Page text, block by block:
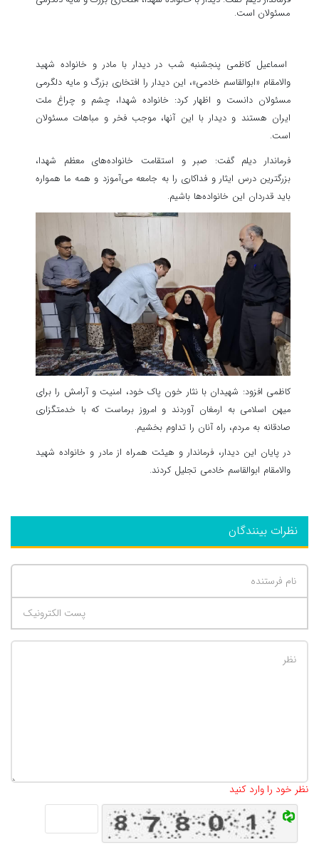
مسئولان است.
اسماعیل کاظمی پنجشنبه شب در دیدار با مادر و خانواده شهید
والامقام «ابوالقاسم خادمی»، این دیدار را افتخاری بزرگ و مایه دلگرمی
مسئولان دانست و اظهار کرد: خانواده شهدا، چشم و چراغ ملت
ایران هستند و دیدار با این آنها، موجب فخر و مباهات مسئولان
است.
فرماندار دیلم گفت: صبر و استقامت خانواده‌های معظم شهدا،
بزرگترین درس ایثار و فداکاری را به جامعه می‌آموزد و همه ما همواره
باید قدردان این خانواده‌ها باشیم.
کاظمی افزود: شهیدان با نثار خون پاک خود، امنیت و آرامش را برای
میهن اسلامی به ارمغان آوردند و امروز برماست که با خدمتگزاری
صادقانه به مردم، راه آنان را تداوم بخشیم.
در پایان این دیدار، فرماندار و هیئت همراه از مادر و خانواده شهید
والامقام ابوالقاسم خادمی تجلیل کردند.
نظرات بینندگان
نظر خود را وارد کنید